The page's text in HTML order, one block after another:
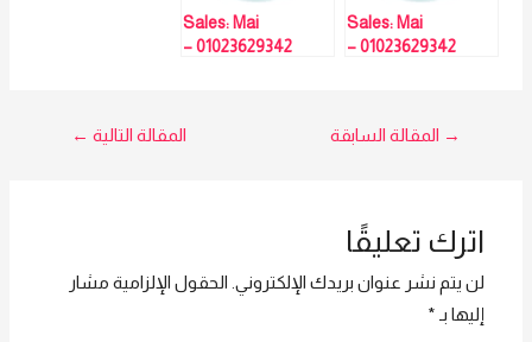
Sales: Mai
01023629342 –
Sales: Mai
01023629342 –
تصفّح
→ المقالة السابقة المقالة التالية ←
اترك تعليقًا
لن يتم نشر عنوان بريدك الإلكتروني. الحقول الإلزامية مشار
إليها بـ *